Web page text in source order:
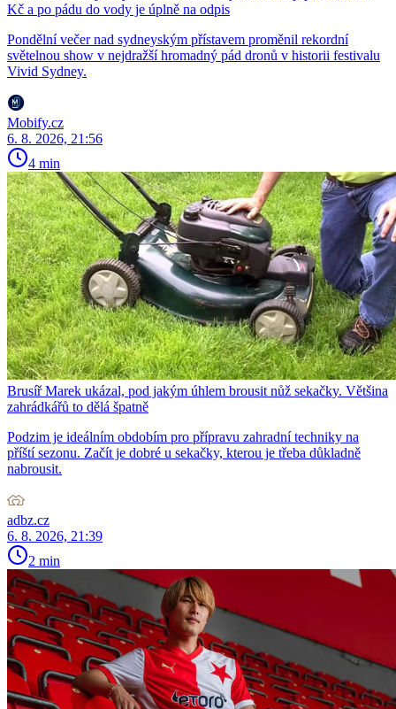
Kč a po pádu do vody je úplně na odpis
Pondělní večer nad sydneyským přístavem proměnil rekordní
světelnou show v nejdražší hromadný pád dronů v historii festivalu
Vivid Sydney.
Mobify.cz
6. 8. 2026, 21:56
4 min
Brusíř Marek ukázal, pod jakým úhlem brousit nůž sekačky. Většina
zahrádkářů to dělá špatně
Podzim je ideálním obdobím pro přípravu zahradní techniky na
příští sezonu. Začít je dobré u sekačky, kterou je třeba důkladně
nabrousit.
adbz.cz
6. 8. 2026, 21:39
2 min